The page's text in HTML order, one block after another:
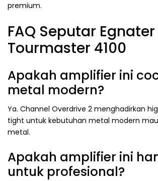
premium.
FAQ Seputar Egnater
Tourmaster 4100
Apakah amplifier ini
metal modern?
Ya. Channel Overdrive 2 menghadirkan
tight untuk kebutuhan metal modern
metal.
Apakah amplifier ini
untuk profesional?